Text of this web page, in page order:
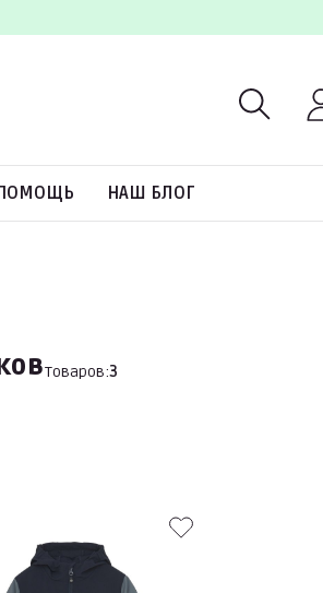
НАШ БЛОГ
Товаров:3